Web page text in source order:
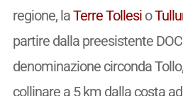
regione, laTerre Tollesio
partire dalla preesistente
denominazione circonda
collinare a 5 km dalla costa